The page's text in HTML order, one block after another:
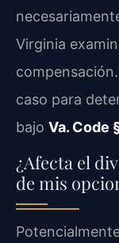
Virginia
caso para
bajo Va. Code
¿Afecta el
de mis